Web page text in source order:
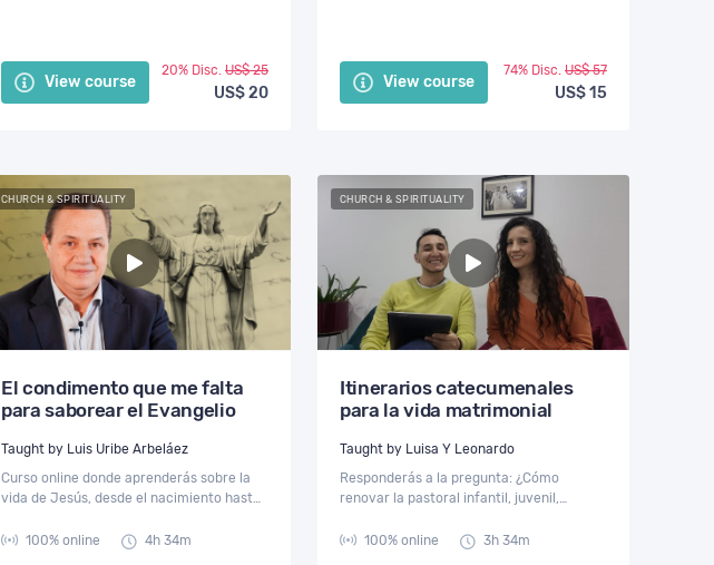
View course
20% Disc. US$ 25
US$ 20
View course
74% Disc. US$ 57
US$ 15
CHURCH & SPIRITUALITY
El condimento que me falta
para saborear el Evangelio
Taught by Luis Uribe Arbeláez
Curso online donde aprenderás sobre la
vida de Jesús, desde el nacimiento hasta
relación con el Antiguo Testamento.
100% online 4h 34m
CHURCH & SPIRITUALITY
Itinerarios catecumenales
para la vida matrimonial
Taught by Luisa Y Leonardo
Responderás a la pregunta: ¿Cómo
renovar la pastoral infantil, juvenil,
comunidad?. Recibirás propuestas de
100% online 3h 34m